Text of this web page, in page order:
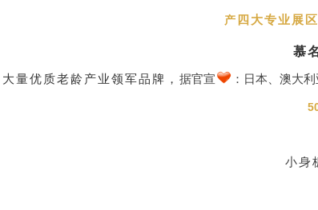
产 四大专业展
慕
量优质老龄产业领军品牌， 据官宣 ：日本、澳大
小身